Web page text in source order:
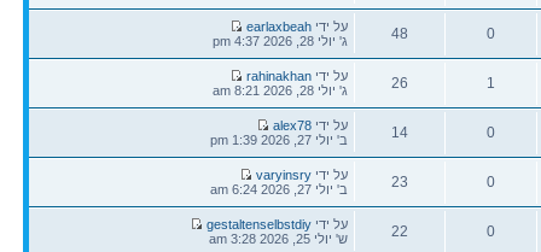
תגובות
צפיות
0
תגובות
48
צפיות
הודעה
אחרונה
על ידיearlaxbeah
ג' יולי 28, 2026 4:37 pm
1
תגובות
26
צפיות
הודעה
אחרונה
על ידיrahinakhan
ג' יולי 28, 2026 8:21 am
0
תגובות
14
צפיות
הודעה
אחרונה
על ידיalex78
ב' יולי 27, 2026 1:39 pm
0
תגובות
23
צפיות
הודעה
אחרונה
על ידיvaryinsry
ב' יולי 27, 2026 6:24 am
0
22
הודעה
אחרונה
על ידיgestaltenselbstdiy
ש' יולי 25, 2026 3:28 am